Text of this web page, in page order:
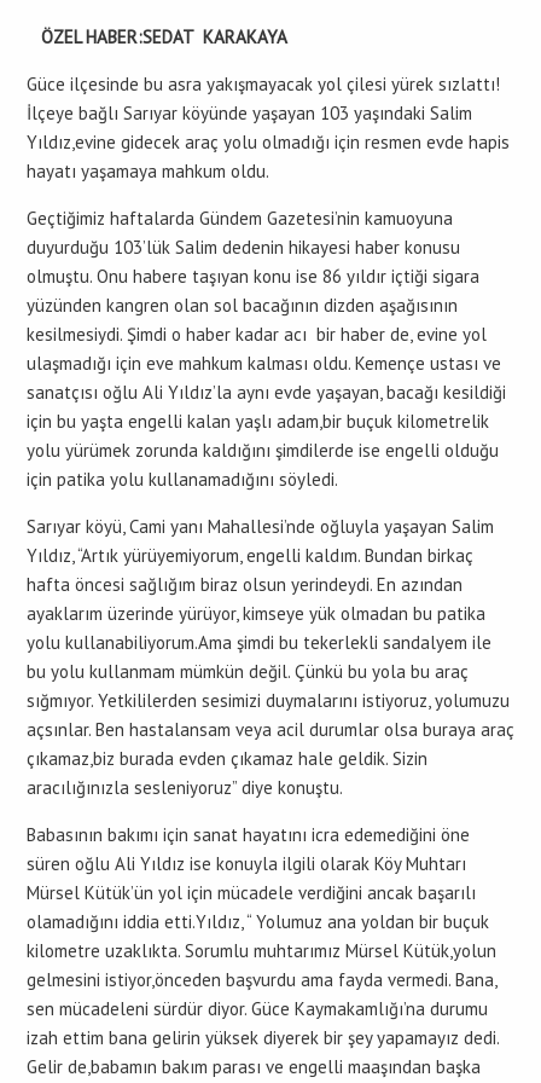
ÖZEL HABER:SEDAT KARAKAYA
Güce ilçesinde bu asra yakışmayacak yol çilesi yürek sızlattı!
İlçeye bağlı Sarıyar köyünde yaşayan 103 yaşındaki Salim
Yıldız,evine gidecek araç yolu olmadığı için resmen evde hapis
hayatı yaşamaya mahkum oldu.
Geçtiğimiz haftalarda Gündem Gazetesi’nin kamuoyuna
duyurduğu 103’lük Salim dedenin hikayesi haber konusu
olmuştu. Onu habere taşıyan konu ise 86 yıldır içtiği sigara
yüzünden kangren olan sol bacağının dizden aşağısının
kesilmesiydi. Şimdi o haber kadar acı bir haber de, evine yol
ulaşmadığı için eve mahkum kalması oldu. Kemençe ustası ve
sanatçısı oğlu Ali Yıldız’la aynı evde yaşayan, bacağı kesildiği
için bu yaşta engelli kalan yaşlı adam,bir buçuk kilometrelik
yolu yürümek zorunda kaldığını şimdilerde ise engelli olduğu
için patika yolu kullanamadığını söyledi.
Sarıyar köyü, Cami yanı Mahallesi’nde oğluyla yaşayan Salim
Yıldız, “Artık yürüyemiyorum, engelli kaldım. Bundan birkaç
hafta öncesi sağlığım biraz olsun yerindeydi. En azından
ayaklarım üzerinde yürüyor, kimseye yük olmadan bu patika
yolu kullanabiliyorum.Ama şimdi bu tekerlekli sandalyem ile
bu yolu kullanmam mümkün değil. Çünkü bu yola bu araç
sığmıyor. Yetkililerden sesimizi duymalarını istiyoruz, yolumuzu
açsınlar. Ben hastalansam veya acil durumlar olsa buraya araç
çıkamaz,biz burada evden çıkamaz hale geldik. Sizin
aracılığınızla sesleniyoruz” diye konuştu.
Babasının bakımı için sanat hayatını icra edemediğini öne
süren oğlu Ali Yıldız ise konuyla ilgili olarak Köy Muhtarı
Mürsel Kütük’ün yol için mücadele verdiğini ancak başarılı
olamadığını iddia etti.Yıldız, “ Yolumuz ana yoldan bir buçuk
kilometre uzaklıkta. Sorumlu muhtarımız Mürsel Kütük,yolun
gelmesini istiyor,önceden başvurdu ama fayda vermedi. Bana,
sen mücadeleni sürdür diyor. Güce Kaymakamlığı’na durumu
izah ettim bana gelirin yüksek diyerek bir şey yapamayız dedi.
Gelir de,babamın bakım parası ve engelli maaşından başka